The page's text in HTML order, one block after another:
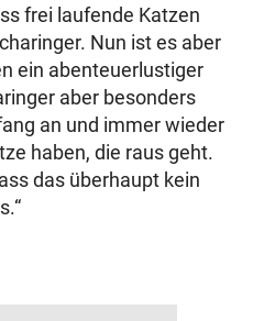
frei laufende Katzen
Nun ist es aber
ein abenteuerlustiger
aber besonders
an und immer wieder
haben, die raus geht.
das überhaupt kein